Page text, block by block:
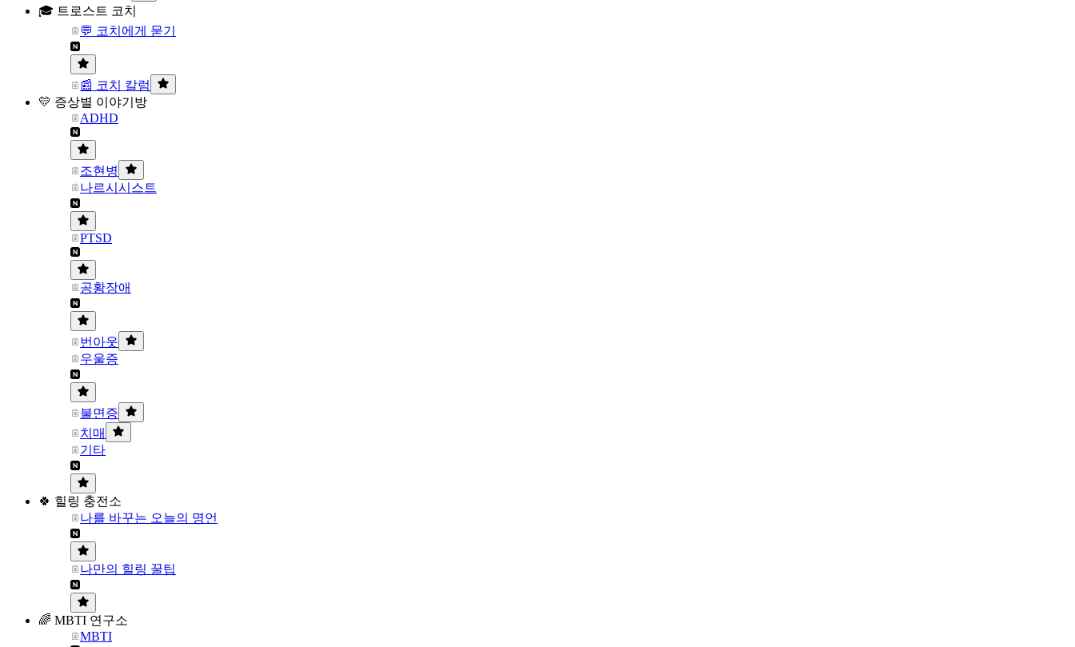
🎓 트로스트 코치
💬 코치에게 묻기
📰 코치 칼럼
💛 증상별 이야기방
ADHD
조현병
나르시시스트
PTSD
공황장애
번아웃
우울증
불면증
치매
기타
🍀 힐링 충전소
나를 바꾸는 오늘의 명언
나만의 힐링 꿀팁
🌈 MBTI 연구소
MBTI